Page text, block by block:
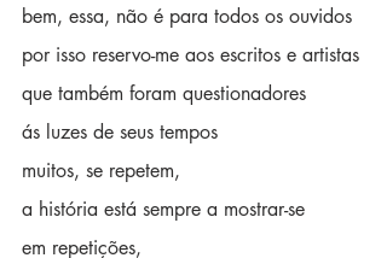
bem, essa, não é para todos os ouvidos
por isso reservo-me aos escritos e artistas
que também foram questionadores
ás luzes de seus tempos
muitos, se repetem,
a história está sempre a mostrar-se
em repetições,